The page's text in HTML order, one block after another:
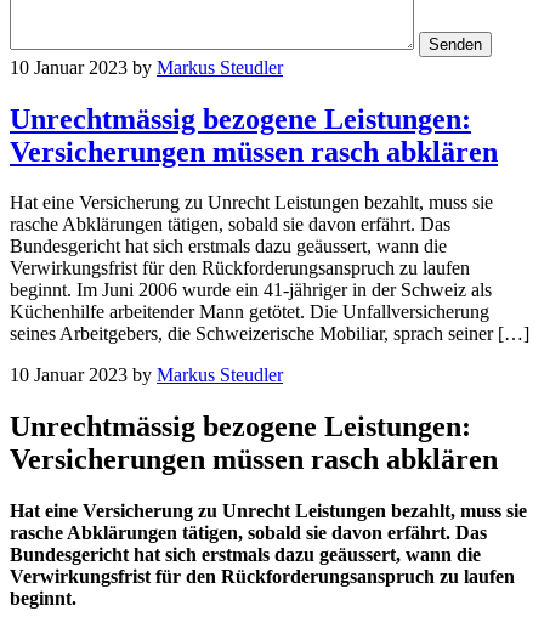
10 Januar 2023 by Markus Steudler
Unrechtmässig bezogene Leistungen:
Versicherungen müssen rasch abklären
Hat eine Versicherung zu Unrecht Leistungen bezahlt, muss sie
rasche Abklärungen tätigen, sobald sie davon erfährt. Das
Bundesgericht hat sich erstmals dazu geäussert, wann die
Verwirkungsfrist für den Rückforderungsanspruch zu laufen
beginnt. Im Juni 2006 wurde ein 41-jähriger in der Schweiz als
Küchenhilfe arbeitender Mann getötet. Die Unfallversicherung
seines Arbeitgebers, die Schweizerische Mobiliar, sprach seiner […]
10 Januar 2023 by Markus Steudler
Unrechtmässig bezogene Leistungen:
Versicherungen müssen rasch abklären
Hat eine Versicherung zu Unrecht Leistungen bezahlt, muss sie
rasche Abklärungen tätigen, sobald sie davon erfährt. Das
Bundesgericht hat sich erstmals dazu geäussert, wann die
Verwirkungsfrist für den Rückforderungsanspruch zu laufen
beginnt.